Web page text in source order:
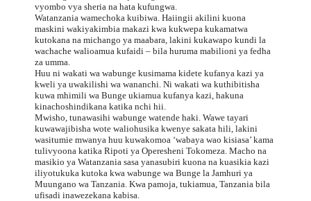
vyombo vya sheria na hata kufungwa.
Watanzania wamechoka kuibiwa. Haiingii akilini kuona
maskini wakiyakimbia makazi kwa kukwepa kukamatwa
kutokana na michango ya maabara, lakini kukawapo kundi la
wachache walioamua kufaidi – bila huruma mabilioni ya fedha
za umma.
Huu ni wakati wa wabunge kusimama kidete kufanya kazi ya
kweli ya uwakilishi wa wananchi. Ni wakati wa kuthibitisha
kuwa mhimili wa Bunge ukiamua kufanya kazi, hakuna
kinachoshindikana katika nchi hii.
Mwisho, tunawasihi wabunge watende haki. Wawe tayari
kuwawajibisha wote waliohusika kwenye sakata hili, lakini
wasitumie mwanya huu kuwakomoa ‘wabaya wao kisiasa’ kama
tulivyoona katika Ripoti ya Operesheni Tokomeza. Macho na
masikio ya Watanzania sasa yanasubiri kuona na kuasikia kazi
iliyotukuka kutoka kwa wabunge wa Bunge la Jamhuri ya
Muungano wa Tanzania. Kwa pamoja, tukiamua, Tanzania bila
ufisadi inawezekana kabisa.